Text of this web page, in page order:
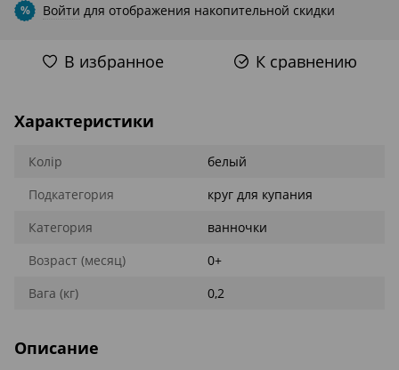
% Войти для отображения накопительной скидки
В избранное К сравнению
Характеристики
Колір
белый
Подкатегория
круг для купания
Категория
ванночки
Возраст (месяц)
0+
Вага (кг)
0,2
Описание